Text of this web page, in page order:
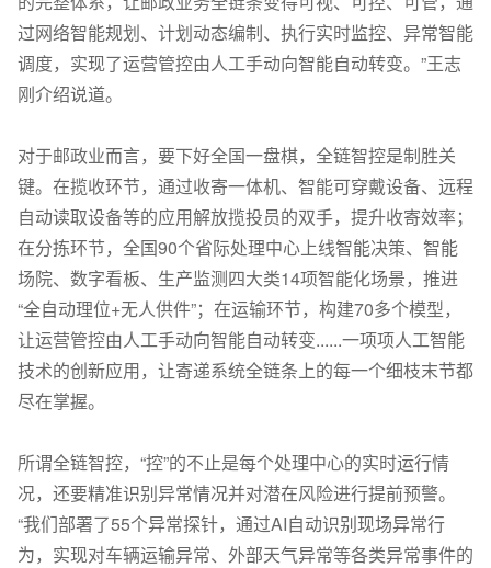
过网络智能规划、计划动态编制、执行实时监控、异常智能
调度，实现了运营管控由人工手动向智能自动转变。”王志
刚介绍说道。
对于邮政业而言，要下好全国一盘棋，全链智控是制胜关
键。在揽收环节，通过收寄一体机、智能可穿戴设备、远程
自动读取设备等的应用解放揽投员的双手，提升收寄效率；
在分拣环节，全国90个省际处理中心上线智能决策、智能
场院、数字看板、生产监测四大类14项智能化场景，推进
“全自动理位+无人供件”；在运输环节，构建70多个模型，
让运营管控由人工手动向智能自动转变......一项项人工智能
技术的创新应用，让寄递系统全链条上的每一个细枝末节都
尽在掌握。
所谓全链智控，“控”的不止是每个处理中心的实时运行情
况，还要精准识别异常情况并对潜在风险进行提前预警。
“我们部署了55个异常探针，通过AI自动识别现场异常行
为，实现对车辆运输异常、外部天气异常等各类异常事件的